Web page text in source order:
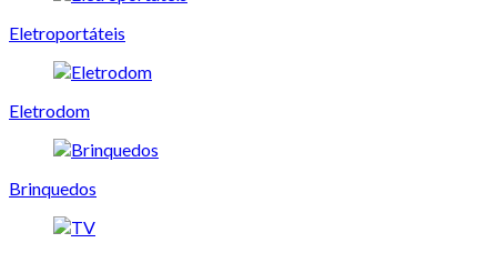
Eletroportáteis
Eletrodom
Brinquedos